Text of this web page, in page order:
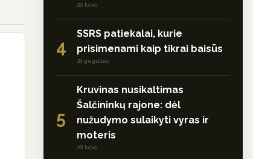
20 kovo
4
SSRS patiekalai, kurie
prisimenami kaip tikrai baisūs
18 gegužės
5
Kruvinas nusikaltimas
Šalčininkų rajone: dėl
nužudymo sulaikyti vyras ir
moteris
28 kovo